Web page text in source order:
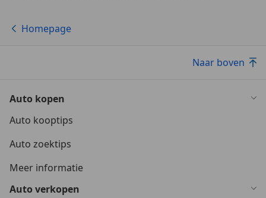
Homepage
Naar boven
Auto kopen
Auto kooptips
Auto zoektips
Meer informatie
Auto verkopen